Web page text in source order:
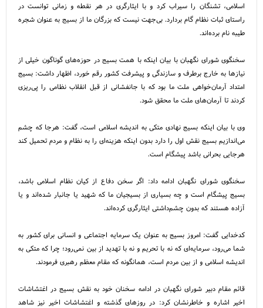
اسلامی، تشنگان را سیراب کرد و با ایثارگری در هر نقطه و زمانی توانست در
راستای ثبات نظام گام بردارد. بی‌جهت نیست که بزرگان ما از بسیج به عنوان شجره
طیبه نام برده‌اند.
سخنگوی شورای نگهبان با بیان اینکه با همت بسیج در حوزه‌های گوناگون خیلی از
نیاز‌ها به خارج برطرف و سازندگی و پیشرفت کشور رقم خورد، اظهار داشت: بسیج
امتداد آرمان‌خواهی ملت ما بود که با جانفشانی از قبل انقلاب نظامی را پی‌ریزی
کردند تا آرمان‌های ملت ما محقق شود.
وی با بیان اینکه بسیج نهادی متکی به اندیشه اسلامی است، گفت: هرجا که چشم
می‌اندازیم بسیج نقش اول را دارد بدون اینکه هزینه‌ای را به نظام و مردم تحمیل کند
هرجایی بحرانی باشد پیشگام است.
سخنگوی شورای نگهبان ادامه داد: اگر سخن دفاع از کیان نظام اسلامی باشد،
بسیج پیشگام است و چه بسیاری از بسیجیان ما که شهید یا جانبار شده‌اند و یا
آزاده هستند که بدون چشم‌داشتی ایثارگری کرده‌اند.
کدخدایی گفت: امروز بسیج به عنوان یک سرمایه اجتماعی و انسانی برای کشور به
شما می‌رود، سرمایه‌ای که نه با تحریم و نه با تهدید از بین نمی‌رود؛ چرا که متکی به
اندیشه اسلامی و از بین مردم است، همانگونه که مقام معظم رهبری فرمودند.
قائم مقام دبیر شورای نگهبان در ادامه سخنان خود به نقش بسیج در اغتشاشات
اخیر اشاره و خاطرنشان کرد: در روز‌های گذشته و اغتشاشات اخیر نیز شاهد